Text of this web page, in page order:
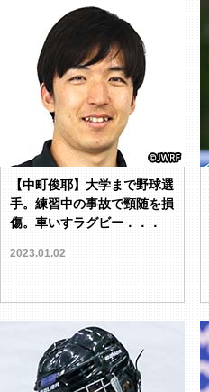
【中町俊耶】大学まで野球選
手。練習中の事故で頸随を損
傷。車いすラグビー．．．
2023.01.02